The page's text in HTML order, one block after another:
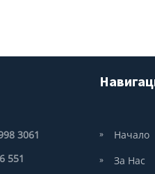
3061
551
Начало
За Нас